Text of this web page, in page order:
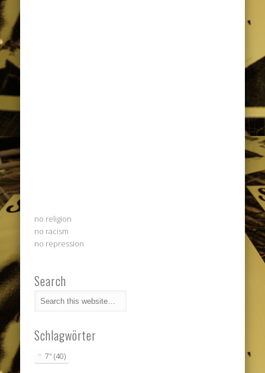
no religion
no racism
no repression
Search
Schlagwörter
7" (40)